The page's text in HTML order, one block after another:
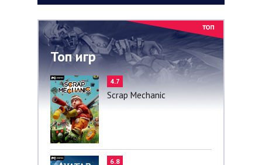
Топ игр
4.7
Scrap Mechanic
6.8